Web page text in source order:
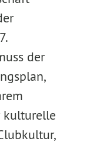
der
kulturelle